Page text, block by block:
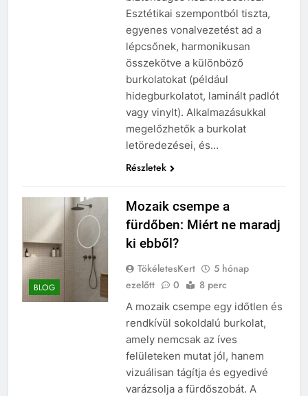
Esztétikai szempontból tiszta,
egyenes vonalvezetést ad a
lépcsőnek, harmonikusan
összekötve a különböző
burkolatokat (például
hidegburkolatot, laminált padlót
vagy vinylt). Alkalmazásukkal
megelőzhetők a burkolat
letöredezései, és…
Részletek
BLOG
Mozaik csempe a
fürdőben: Miért ne maradj
ki ebből?
TökéletesKert
5 hónap
ezelőtt
0 8 perc
A mozaik csempe egy időtlen és
rendkívül sokoldalú burkolat,
amely nemcsak az íves
felületeken mutat jól, hanem
vizuálisan tágítja és egyedivé
varázsolja a fürdőszobát. A